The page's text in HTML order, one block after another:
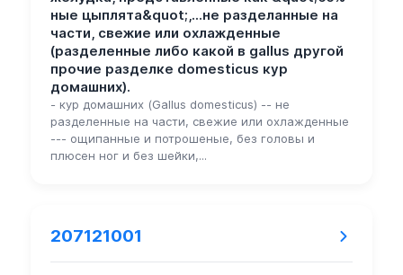
ные цыплята&quot;,...не разделанные на
части, свежие или охлажденные
(разделенные либо какой в gallus другой
прочие разделке domesticus кур
домашних).
- кур домашних (Gallus domesticus) -- не
разделенные на части, свежие или охлажденные
--- ощипанные и потрошеные, без головы и
плюсен ног и без шейки,...
207121001